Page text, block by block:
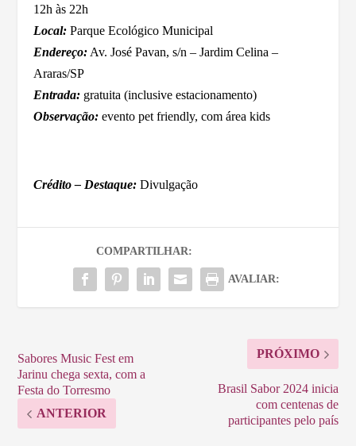
12h às 22h
Local:Parque Ecológico Municipal
Endereço: Av. José Pavan, s/n – Jardim Celina –
Araras/SP
Entrada: gratuita (inclusive estacionamento)
Observação:evento pet friendly, com área kids
Crédito – Destaque: Divulgação
COMPARTILHAR:
AVALIAR:
Sabores Music Fest em
Jarinu chega sexta, com a
Festa do Torresmo
ANTERIOR
PRÓXIMO
Brasil Sabor 2024 inicia
com centenas de
participantes pelo país